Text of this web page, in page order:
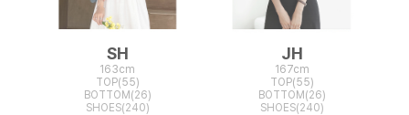
SH
163cm
TOP(55)
BOTTOM(26)
SHOES(240)
JH
167cm
TOP(55)
BOTTOM(26)
SHOES(240)